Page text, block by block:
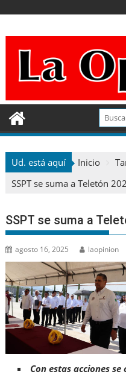
contenido
Ud. está aquí Inicio
SSPT se suma a Teletón
SSPT se suma a
agosto 16, 2025 laopinion
Con estas acciones